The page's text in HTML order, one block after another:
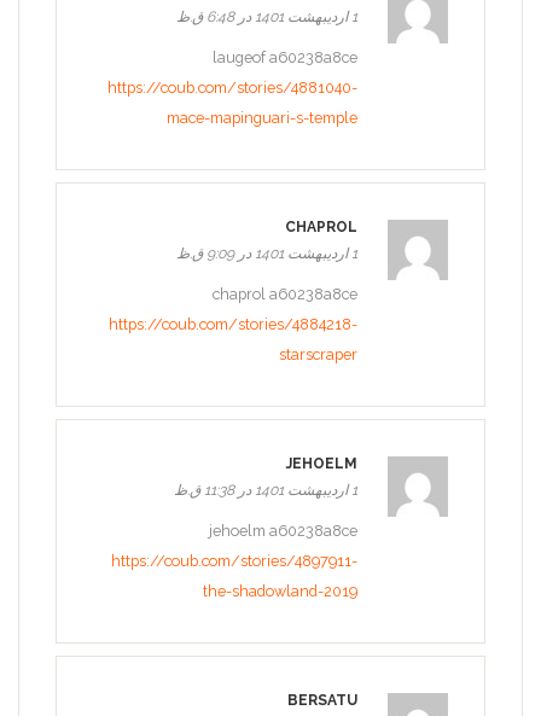
1 اردیبهشت 1401 در 6:48 ق.ظ
laugeof a60238a8ce
https://coub.com/stories/4881040-
mace-mapinguari-s-temple
CHAPROL
1 اردیبهشت 1401 در 9:09 ق.ظ
chaprol a60238a8ce
https://coub.com/stories/4884218-
starscraper
JEHOELM
1 اردیبهشت 1401 در 11:38 ق.ظ
jehoelm a60238a8ce
https://coub.com/stories/4897911-
the-shadowland-2019
BERSATU